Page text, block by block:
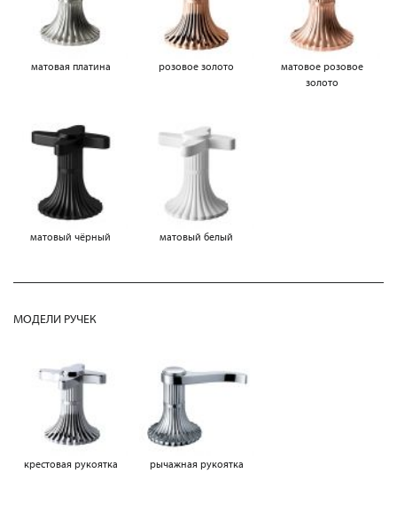
матовая платина розовое золото
матовое розовое
золото
матовый чёрный матовый белый
МОДЕЛИ РУЧЕК
крестовая рукоятка рычажная рукоятка